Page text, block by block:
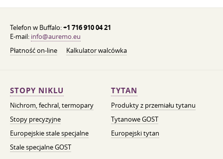
Telefon w Buffalo:+1 716 910 04 21
E-mail: info@auremo.eu
Płatność on-line
Kalkulator walcówka
STOPY NIKLU
Nichrom, fechral, termopary
Stopy precyzyjne
Europejskie stale specjalne
Stale specjalne GOST
TYTAN
Produkty z przemiału tytanu
Tytanowe GOST
Europejski tytan